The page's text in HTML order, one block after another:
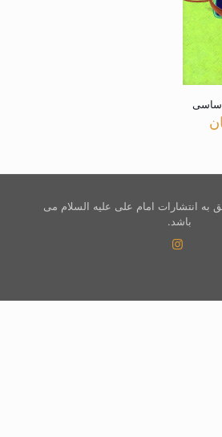
به انتشارات امام علی علیه السلام می
باشد.